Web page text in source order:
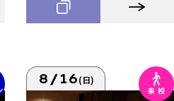
8/16(日)